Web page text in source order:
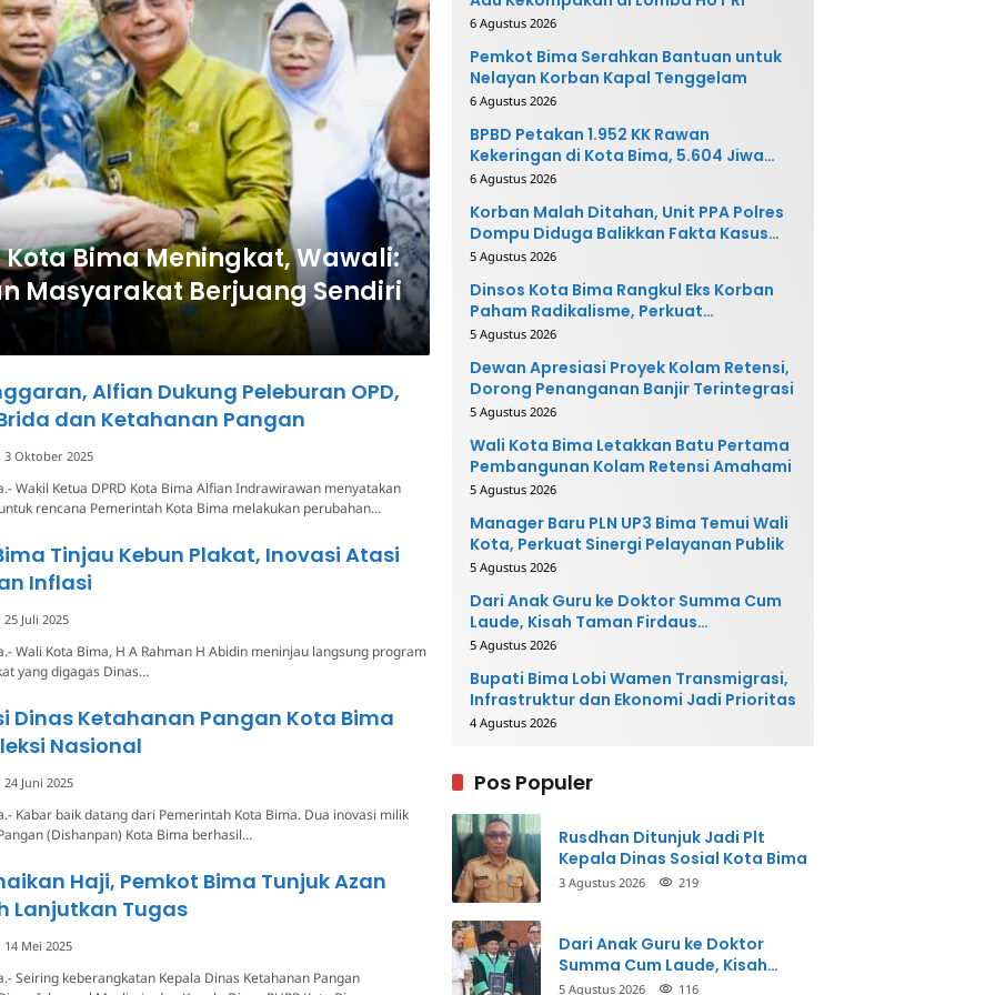
Bima Meningkat, Wawali:
Masyarakat Berjuang Sendiri
Alfian Dukung Peleburan OPD,
dan Ketahanan Pangan
3 Oktober 2025
Wakil Ketua DPRD Kota Bima Alfian Indrawirawan menyatakan
rencana Pemerintah Kota Bima melakukan perubahan…
Tinjau Kebun Plakat, Inovasi Atasi
Inflasi
25 Juli 2025
Wali Kota Bima, H A Rahman H Abidin meninjau langsung program
yang digagas Dinas…
Dinas Ketahanan Pangan Kota Bima
Nasional
24 Juni 2025
Kabar baik datang dari Pemerintah Kota Bima. Dua inovasi milik
(Dishanpan) Kota Bima berhasil…
Haji, Pemkot Bima Tunjuk Azan
Lanjutkan Tugas
14 Mei 2025
Seiring keberangkatan Kepala Dinas Ketahanan Pangan
6 Agustus 2026
Pemkot Bima Serahkan Bantuan untuk
Nelayan Korban Kapal Tenggelam
6 Agustus 2026
BPBD Petakan 1.952 KK Rawan
Kekeringan di Kota Bima, 5.604 Jiwa
Berpotensi Terdampak
6 Agustus 2026
Korban Malah Ditahan, Unit PPA Polres
Dompu Diduga Balikkan Fakta Kasus
Penganiayaan
5 Agustus 2026
Dinsos Kota Bima Rangkul Eks Korban
Paham Radikalisme, Perkuat
Reintegrasi Sosial
5 Agustus 2026
Dewan Apresiasi Proyek Kolam Retensi,
Dorong Penanganan Banjir Terintegrasi
5 Agustus 2026
Wali Kota Bima Letakkan Batu Pertama
Pembangunan Kolam Retensi Amahami
5 Agustus 2026
Manager Baru PLN UP3 Bima Temui Wali
Kota, Perkuat Sinergi Pelayanan Publik
5 Agustus 2026
Dari Anak Guru ke Doktor Summa Cum
Laude, Kisah Taman Firdaus
Menginspirasi
5 Agustus 2026
Bupati Bima Lobi Wamen Transmigrasi,
Infrastruktur dan Ekonomi Jadi Prioritas
4 Agustus 2026
Pos Populer
Rusdhan Ditunjuk Jadi Plt
Kepala Dinas Sosial Kota Bima
3 Agustus 2026 219
Dari Anak Guru ke Doktor
Summa Cum Laude, Kisah
Taman Firdaus Menginspirasi
5 Agustus 2026 116